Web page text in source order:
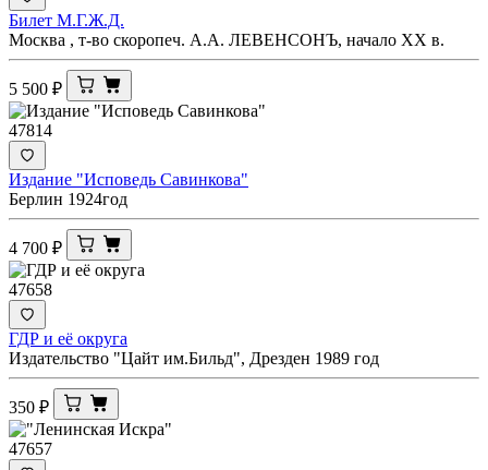
Билет М.Г.Ж.Д.
Москва , т-во скоропеч. А.А. ЛЕВЕНСОНЪ, начало ХХ в.
5 500 ₽
47814
Издание "Исповедь Савинкова"
Берлин 1924год
4 700 ₽
47658
ГДР и её округа
Издательство "Цайт им.Бильд", Дрезден 1989 год
350 ₽
47657